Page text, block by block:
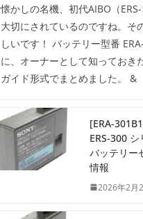
懐かしの名機、初代AIBO（
大切にされているのですね。そ
しいです！ バッテリー型番
に、オーナーとして知っておき
ガイド形式でまとめました。 &
[ERA-
ERS-300
バッテリー
情報
2026年2月